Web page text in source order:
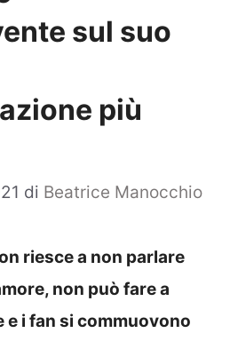
sul suo
più
di Beatrice Manocchio
riesce a non parlare
non può fare a
e i fan si commuovono